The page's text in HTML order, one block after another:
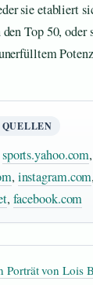
sie etabliert
Top 50, oder
sports.yahoo.com
, instagram.com
, facebook.com
Porträt von Lois